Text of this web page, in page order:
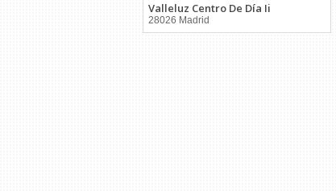
Valleluz Centro De Día Ii
28026 Madrid